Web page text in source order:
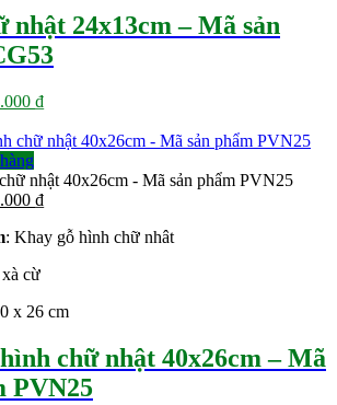
nhật 24x13cm – Mã sản
₫.
₫Giá
tại
123.000 ₫.
nhật 40x26cm - Mã sản phẩm PVN25
₫Giá
tại
: Khay gỗ hình chữ nhât
cừ
x 26 cm
chữ nhật 40x26cm – Mã
PVN25